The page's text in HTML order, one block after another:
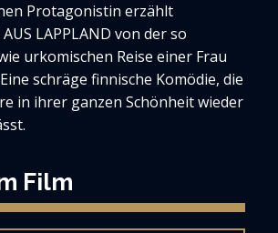
Protagonistin erzählt
LAPPLAND von der so
urkomischen Reise einer Frau
schräge finnische Komödie, die
in ihrer ganzen Schönheit wieder
Film